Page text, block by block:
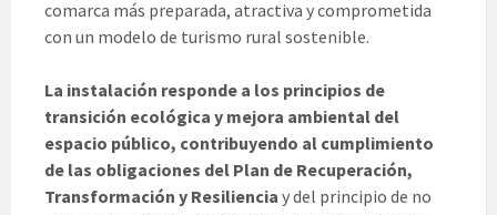
comarca más preparada, atractiva y comprometida
con un modelo de turismo rural sostenible.
La instalación responde a los principios de
transición ecológica y mejora ambiental del
espacio público, contribuyendo al cumplimiento
de las obligaciones del Plan de Recuperación,
Transformación y Resiliencia y del principio de no